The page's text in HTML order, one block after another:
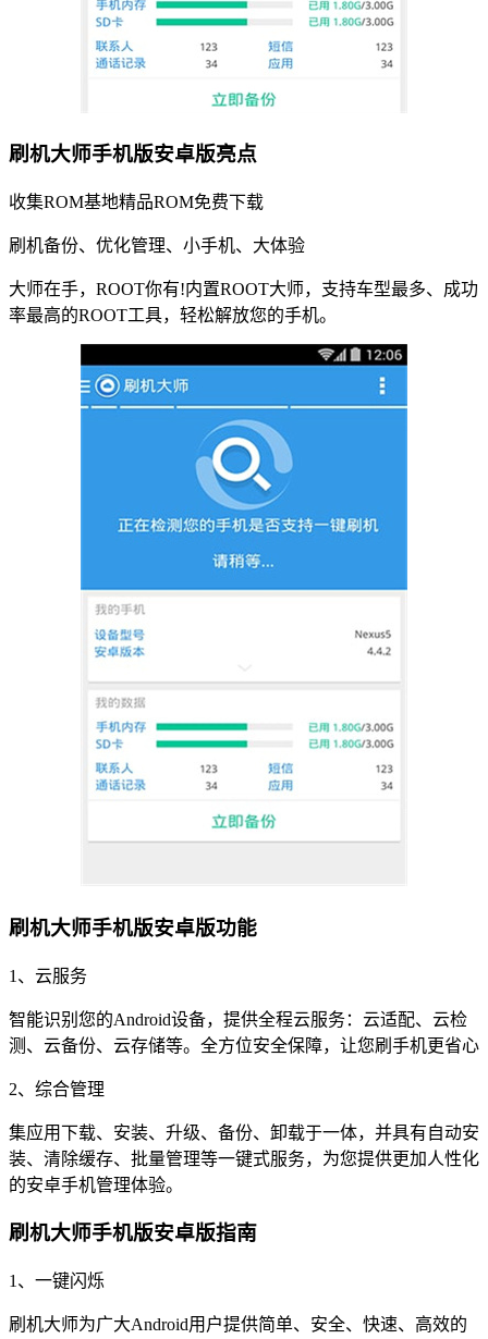
刷机大师手机版安卓版亮点
收集ROM基地精品ROM免费下载
刷机备份、优化管理、小手机、大体验
大师在手，ROOT你有!内置ROOT大师，支持车型最多、成功
率最高的ROOT工具，轻松解放您的手机。
刷机大师手机版安卓版功能
1、云服务
智能识别您的Android设备，提供全程云服务：云适配、云检
测、云备份、云存储等。全方位安全保障，让您刷手机更省心
2、综合管理
集应用下载、安装、升级、备份、卸载于一体，并具有自动安
装、清除缓存、批量管理等一键式服务，为您提供更加人性化
的安卓手机管理体验。
刷机大师手机版安卓版指南
1、一键闪烁
刷机大师为广大Android用户提供简单、安全、快速、高效的